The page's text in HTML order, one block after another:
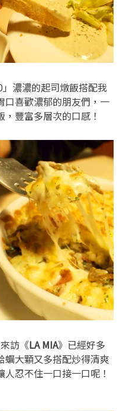
濃濃的起司燉飯搭配我
口喜歡濃郁的朋友們，一
豐富多層次的口感！
訪《LA MIA》已經好多
蠣大顆又多搭配炒得清爽
忍不住一口接一口呢！